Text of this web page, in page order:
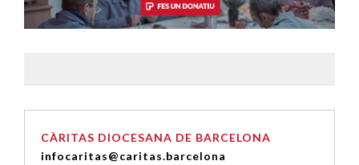
CÀRITAS DIOCESANA DE BARCELONA
infocaritas@caritas.barcelona